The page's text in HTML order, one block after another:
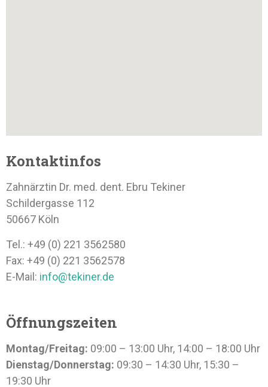
Kontaktinfos
Zahnärztin Dr. med. dent. Ebru Tekiner
Schildergasse 112
50667 Köln
Tel.: +49 (0) 221 3562580
Fax: +49 (0) 221 3562578
E-Mail: info@tekiner.de
Öffnungszeiten
Montag/Freitag: 09:00 – 13:00 Uhr, 14:00 – 18:00 Uhr
Dienstag/Donnerstag: 09:30 – 14:30 Uhr, 15:30 –
19:30 Uhr